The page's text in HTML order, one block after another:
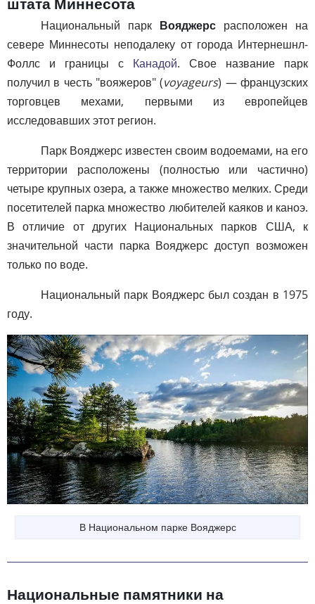
штата Миннесота
Национальный парк Вояджерс расположен на
севере Миннесоты неподалеку от города Интернешнл-
Фоллс и границы с Канадой. Свое название парк
получил в честь "вояжеров" (voyageurs) — французских
торговцев мехами, первыми из европейцев
исследовавших этот регион.
Парк Вояджерс известен своим водоемами, на его
территории расположены (полностью или частично)
четыре крупных озера, а также множество мелких. Среди
посетителей парка множество любителей каяков и каноэ.
В отличие от других Национальных парков США, к
значительной части парка Вояджерс доступ возможен
только по воде.
Национальный парк Вояджерс был создан в 1975
году.
В Национальном парке Вояджерс
Национальные памятники на